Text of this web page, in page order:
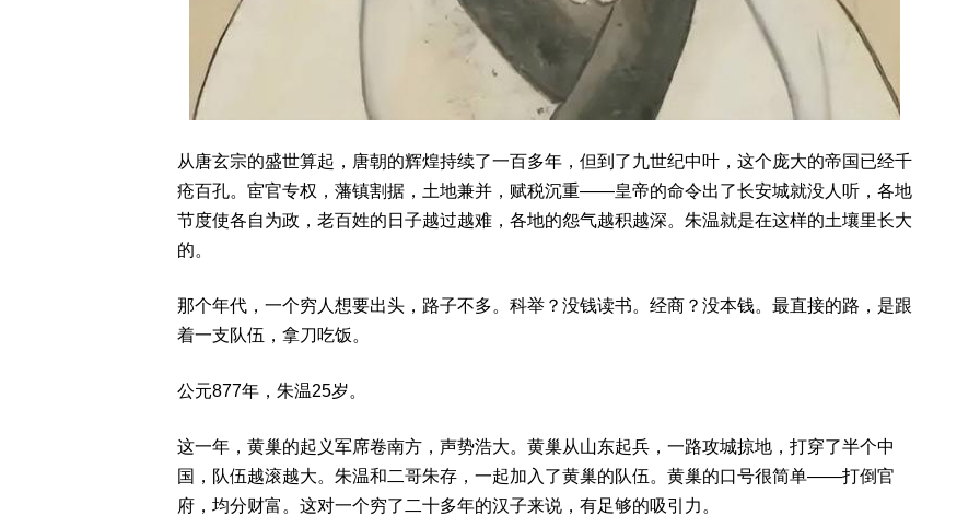
从唐玄宗的盛世算起，唐朝的辉煌持续了一百多年，但到了九世纪中叶，这个庞大的帝国已经千
疮百孔。宦官专权，藩镇割据，土地兼并，赋税沉重——皇帝的命令出了长安城就没人听，各地
节度使各自为政，老百姓的日子越过越难，各地的怨气越积越深。朱温就是在这样的土壤里长大
的。
那个年代，一个穷人想要出头，路子不多。科举？没钱读书。经商？没本钱。最直接的路，是跟
着一支队伍，拿刀吃饭。
公元877年，朱温25岁。
这一年，黄巢的起义军席卷南方，声势浩大。黄巢从山东起兵，一路攻城掠地，打穿了半个中
国，队伍越滚越大。朱温和二哥朱存，一起加入了黄巢的队伍。黄巢的口号很简单——打倒官
府，均分财富。这对一个穷了二十多年的汉子来说，有足够的吸引力。